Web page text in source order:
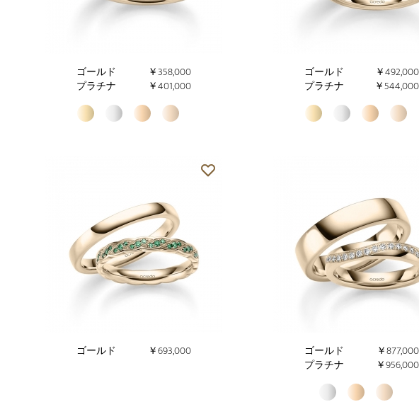
ゴールド
￥358,000
プラチナ
￥401,000
ゴールド
￥492,000
プラチナ
￥544,000
ゴールド ￥693,000 ゴールド
￥877,000
プラチナ
￥956,000